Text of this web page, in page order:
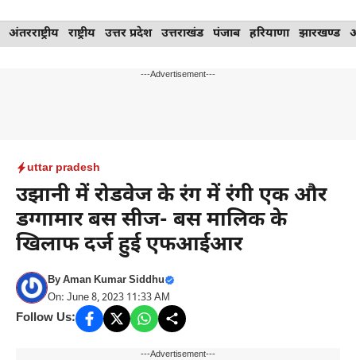
Skip
to
अंतरराष्ट्रीय राष्ट्रीय उत्तर प्रदेश उत्तराखंड पंजाब हरियाणा झारखण्ड
---Advertisement---
uttar pradesh
उझानी में रोडवेज के रंग में रंगी एक और
डग्गामार बस सीज- बस मालिक के
खिलाफ दर्ज हुई एफआईआर
ByAman Kumar Siddhu
On: June 8, 2023 11:33 AM
Follow Us:
---Advertisement---